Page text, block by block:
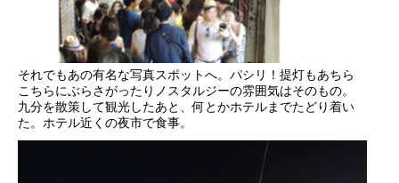
それでもあの有名な写真スポットへ。パシリ！提灯もあちら
こちらにぶらさがったりノスタルジーの雰囲気はそのもの。
九分を散策して観光したあと、何とかホテルまでたどり着い
た。ホテル近くの夜市で食事。